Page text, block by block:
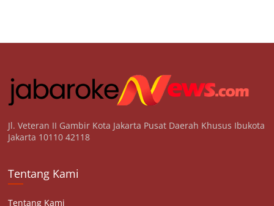
Jl. Veteran II Gambir Kota Jakarta Pusat Daerah Khusus Ibukota
Jakarta 10110 42118
Tentang Kami
Tentang Kami